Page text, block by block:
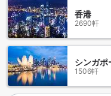
戻す手助けをします。
さらに、ヴィラ内には心
り、温かいお湯に浸かり
できます。美しい景色
沢そのものです。また、
ら温めることでリラック
も最適です。これらの施
デンでの滞在がより特
香港
2690軒
シンガポ
1506軒